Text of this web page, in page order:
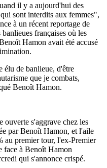
il y a aujourd'hui des
sont interdits aux femmes",
à un récent reportage de
françaises où les
Hamon avait été accusé
élu de banlieue, d'être
que je combats,
Benoît Hamon.
ouverte s'aggrave chez les
par Benoît Hamon, et l'aile
au premier tour, l'ex-Premier
face à Benoît Hamon
qui s'annonce crispé.